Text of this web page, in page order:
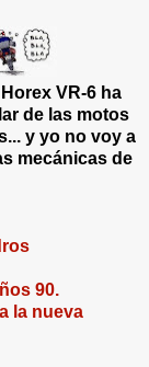
VR-6 ha
de las motos
y yo no voy a
mecánicas de
90.
la nueva